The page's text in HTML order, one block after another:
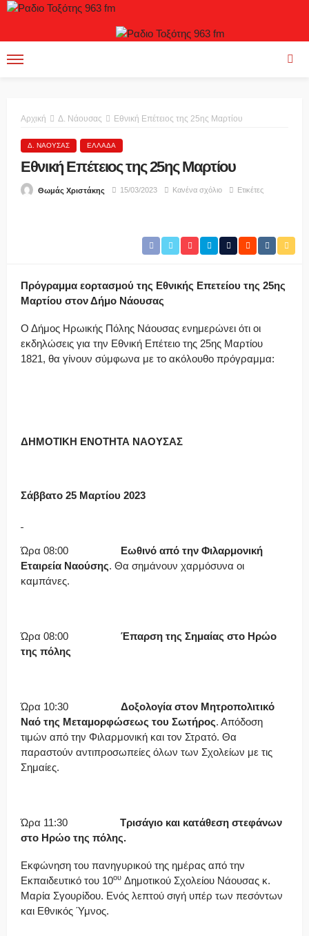
Αρχική Δ. Νάουσας Εθνική Επέτειος της 25ης Μαρτίου
Δ. ΝΆΟΥΣΑΣ ΕΛΛΆΔΑ
Εθνική Επέτειος της 25ης Μαρτίου
Θωμάς Χριστάκης 15/03/2023 Κανένα σχόλιο Ετικέτες
Πρόγραμμα εορτασμού της Εθνικής Επετείου της 25ης
Μαρτίου στον Δήμο Νάουσας
Ο Δήμος Ηρωικής Πόλης Νάουσας ενημερώνει ότι οι
εκδηλώσεις για την Εθνική Επέτειο της 25ης Μαρτίου
1821, θα γίνουν σύμφωνα με το ακόλουθο πρόγραμμα:
ΔΗΜΟΤΙΚΗ ΕΝΟΤΗΤΑ ΝΑΟΥΣΑΣ
Σάββατο 25 Μαρτίου 2023
Ώρα 08:00 Εωθινό από την Φιλαρμονική
Εταιρεία Ναούσης. Θα σημάνουν χαρμόσυνα οι
καμπάνες.
Ώρα 08:00 Έπαρση της Σημαίας στο Ηρώο
της πόλης
Ώρα 10:30 Δοξολογία στον Μητροπολιτικό
Ναό της Μεταμορφώσεως του Σωτήρος. Απόδοση
τιμών από την Φιλαρμονική και τον Στρατό. Θα
παραστούν αντιπροσωπείες όλων των Σχολείων με τις
Σημαίες.
Ώρα 11:30 Τρισάγιο και κατάθεση στεφάνων
στο Ηρώο της πόλης.
Εκφώνηση του πανηγυρικού της ημέρας από την
Εκπαιδευτικό του 10ου Δημοτικού Σχολείου Νάουσας κ.
Μαρία Σγουρίδου. Ενός λεπτού σιγή υπέρ των πεσόντων
και Εθνικός Ύμνος.